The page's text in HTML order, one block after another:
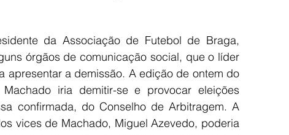
da Associação de Futebol de Braga,
órgãos de comunicação social, que o líder
apresentar a demissão. A edição de ontem do
iria demitir-se e provocar eleições
confirmada, do Conselho de Arbitragem. A
vices de Machado, Miguel Azevedo, poderia